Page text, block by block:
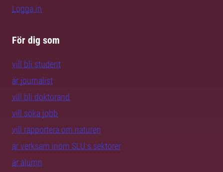
Logga in
För dig som
vill bli student
är journalist
vill bli doktorand
vill söka jobb
vill rapportera om naturen
är verksam inom SLU:s sektorer
är alumn